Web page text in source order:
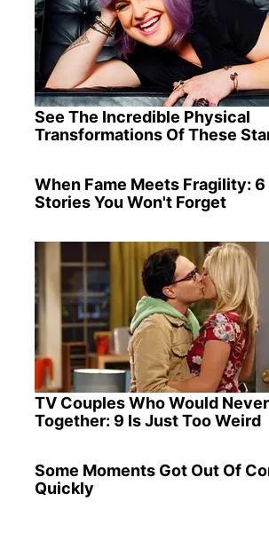
See The Incredible Physical
Transformations Of These
When Fame Meets Fragility:
Stories You Won't Forget
TV Couples Who Would
Together: 9 Is Just Too Weird
Some Moments Got Out Of
Quickly